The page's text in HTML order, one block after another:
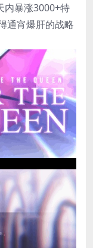
内暴涨3000+特
通宵爆肝的战略